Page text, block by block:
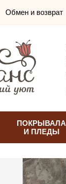
Обмен и возврат
ПОКРЫВАЛА
И ПЛЕДЫ